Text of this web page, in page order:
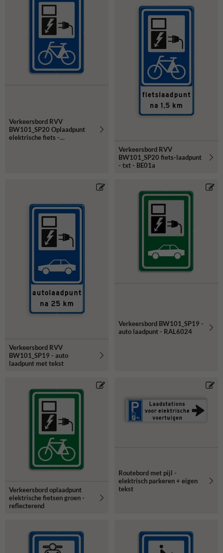
Verkeersbord RVV
BW101_SP20 Oplaadpunt
elektrische fiets -
Verkeersbord RVV
BW101_SP20 fiets-laadpunt
- txt - BE01a
Verkeersbord RVV
BW101_SP19 - auto
laadpunt met tekst
Verkeersbord BW101_SP19 -
auto laadpunt - RAL6024
Verkeersbord oplaadpunt
elektrische fietsen groen -
reflecterend
Routebord met pijl -
elektrisch parkeren + eigen
tekst